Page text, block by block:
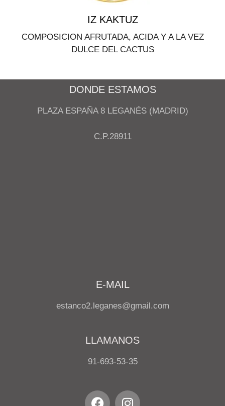
IZ KAKTUZ
COMPOSICION AFRUTADA, ACIDA Y A LA VEZ
DULCE DEL CACTUS
DONDE ESTAMOS
PLAZA ESPAÑA 8 LEGANÉS (MADRID)
C.P.28911
E-MAIL
estanco2.leganes@gmail.com
LLAMANOS
91-693-53-35